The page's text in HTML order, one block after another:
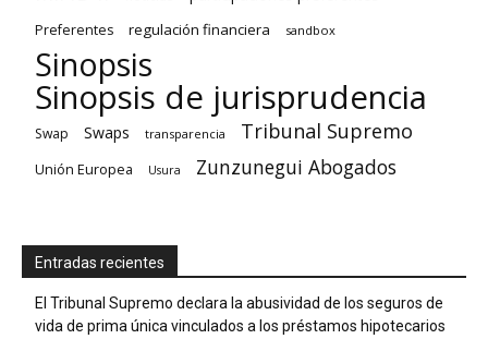
Preferentes regulación financiera sandbox
Sinopsis
Sinopsis de jurisprudencia
Swap Swaps transparencia Tribunal Supremo
Unión Europea Usura Zunzunegui Abogados
Entradas recientes
El Tribunal Supremo declara la abusividad de los seguros de
vida de prima única vinculados a los préstamos hipotecarios